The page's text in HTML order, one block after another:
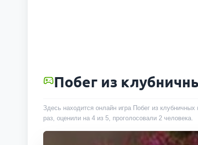
Побег из
Здесь находится онлайн игра Побег из
раз, оценили на 4 из 5, проголосовали 2 человека.